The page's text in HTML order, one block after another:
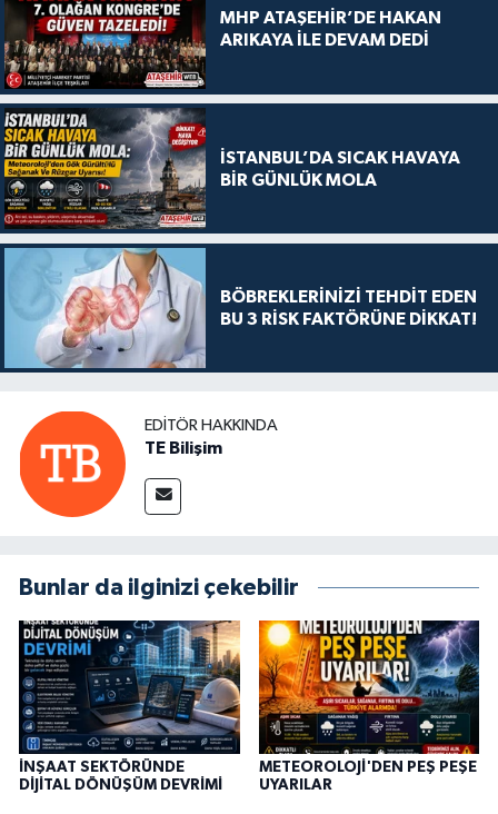
MHP ATAŞEHİR’DE HAKAN
ARIKAYA İLE DEVAM DEDİ
İSTANBUL’DA SICAK HAVAYA
BİR GÜNLÜK MOLA
BÖBREKLERİNİZİ TEHDİT EDEN
BU 3 RİSK FAKTÖRÜNE DİKKAT!
EDITÖR HAKKINDA
TE Bilişim
Bunlar da ilginizi çekebilir
İNŞAAT SEKTÖRÜNDE
DİJİTAL DÖNÜŞÜM DEVRİMİ
METEOROLOJİ'DEN PEŞ PEŞE
UYARILAR